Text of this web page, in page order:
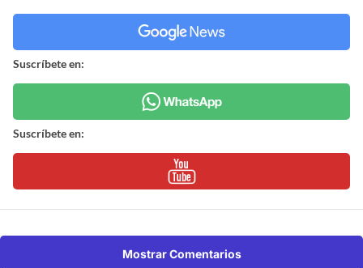
Suscríbete en:
Suscríbete en:
Mostrar Comentarios